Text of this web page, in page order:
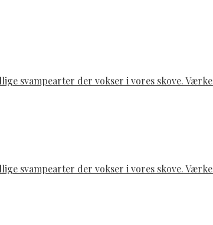
svampearter der vokser i vores skove.
svampearter der vokser i vores skove.